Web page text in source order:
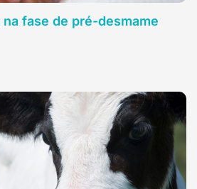
fase de pré-desmame